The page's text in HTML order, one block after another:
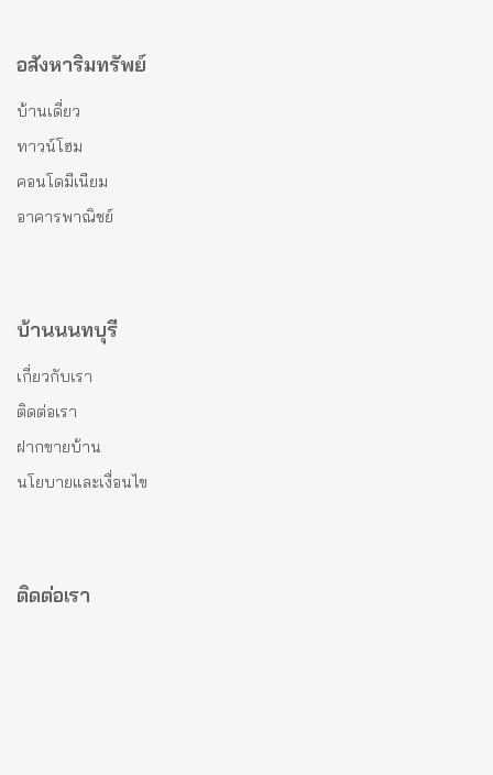
อสังหาริมทรัพย์
บ้านเดี่ยว
ทาวน์โฮม
คอนโดมีเนียม
อาคารพาณิชย์
บ้านนนทบุรี
เกี่ยวกับเรา
ติดต่อเรา
ฝากขายบ้าน
นโยบายและเงื่อนไข
ติดต่อเรา